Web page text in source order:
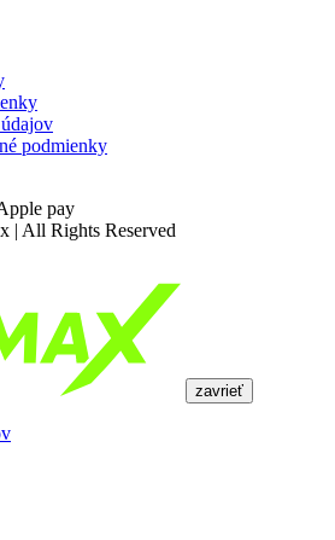
podmienky
| All Rights Reserved
zavrieť